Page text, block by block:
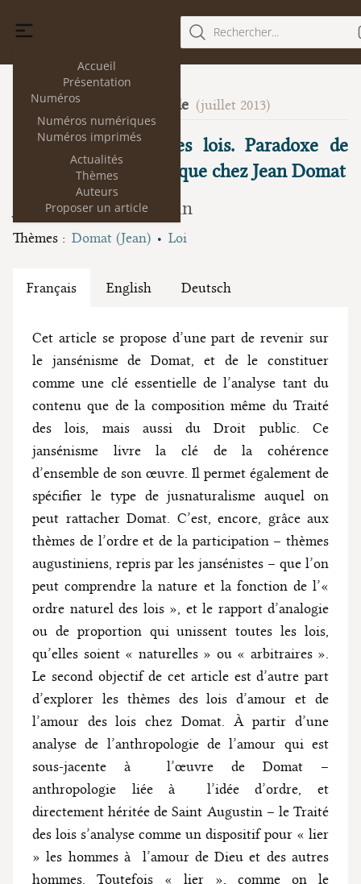
Accueil
Présentation
Numéros
Numéros numériques
Numéros imprimés
Actualités
Thèmes
Auteurs
Proposer un article
Rechercher...
10 La volonté générale (juillet 2013)
Obliger à aimer les lois. Paradoxe de
l’augustinisme juridique chez Jean Domat
Jean- Philippe Heurtin
Thèmes : Domat (Jean) Loi
Français English Deutsch
Cet article se propose d’une part de revenir sur
le jansénisme de Domat, et de le constituer
comme une clé essentielle de l’analyse tant du
contenu que de la composition même du Traité
des lois, mais aussi du Droit public. Ce
jansénisme livre la clé de la cohérence
d’ensemble de son œuvre. Il permet également de
spécifier le type de jusnaturalisme auquel on
peut rattacher Domat. C’est, encore, grâce aux
thèmes de l’ordre et de la participation – thèmes
augustiniens, repris par les jansénistes – que l’on
peut comprendre la nature et la fonction de l’«
ordre naturel des lois », et le rapport d’analogie
ou de proportion qui unissent toutes les lois,
qu’elles soient « naturelles » ou « arbitraires ».
Le second objectif de cet article est d’autre part
d’explorer les thèmes des lois d’amour et de
l’amour des lois chez Domat. À partir d’une
analyse de l’anthropologie de l’amour qui est
sous-jacente à l’œuvre de Domat –
anthropologie liée à l’idée d’ordre, et
directement héritée de Saint Augustin – le Traité
des lois s’analyse comme un dispositif pour « lier
» les hommes à l’amour de Dieu et des autres
hommes. Toutefois « lier », comme on le